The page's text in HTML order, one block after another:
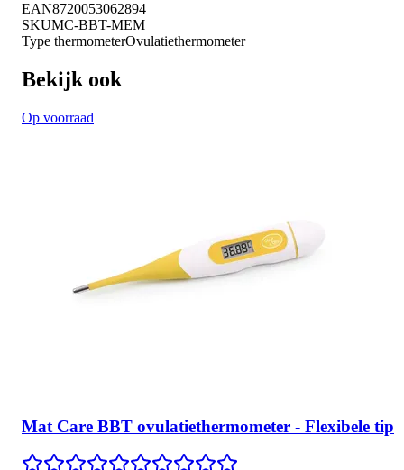
EAN8720053062894
SKUMC-BBT-MEM
Type thermometerOvulatiethermometer
Bekijk ook
Op voorraad
Mat Care BBT ovulatiethermometer - Flexibele tip